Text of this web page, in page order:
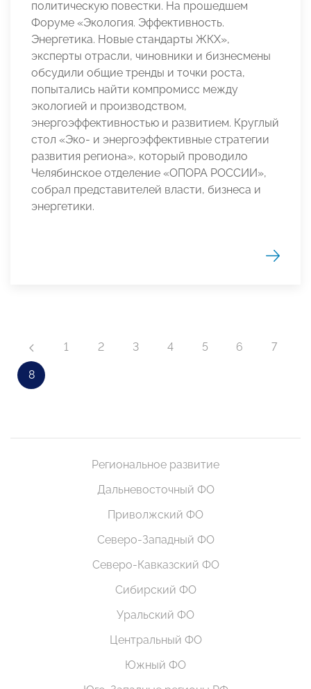
политическую повестки. На прошедшем
Форуме «Экология. Эффективность.
Энергетика. Новые стандарты ЖКХ»,
эксперты отрасли, чиновники и бизнесмены
обсудили общие тренды и точки роста,
попытались найти компромисс между
экологией и производством,
энергоэффективностью и развитием. Круглый
стол «Эко- и энергоэффективные стратегии
развития региона», который проводило
Челябинское отделение «ОПОРА РОССИИ»,
собрал представителей власти, бизнеса и
энергетики.
1 2 3 4 5 6 7
8
Региональное развитие
Дальневосточный ФО
Приволжский ФО
Северо-Западный ФО
Северо-Кавказский ФО
Сибирский ФО
Уральский ФО
Центральный ФО
Южный ФО